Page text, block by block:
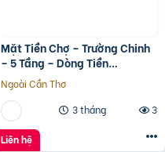
Mặt Tiền Chợ – Trường Chinh
– 5 Tầng – Dòng Tiền
20Tr/Tháng
Ngoài Cần Thơ
3 tháng
3
Liên hệ